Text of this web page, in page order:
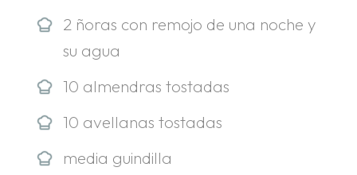
2 ñoras con remojo de una noche y
su agua
10 almendras tostadas
10 avellanas tostadas
media guindilla